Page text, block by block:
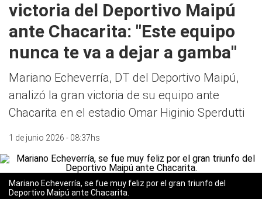
victoria del Deportivo Maipú
ante Chacarita: "Este equipo
nunca te va a dejar a gamba"
Mariano Echeverría, DT del Deportivo Maipú,
analizó la gran victoria de su equipo ante
Chacarita en el estadio Omar Higinio Sperdutti
1 de junio 2026 - 08:37hs
Mariano Echeverría, se fue muy feliz por el gran triunfo del
Deportivo Maipú ante Chacarita.